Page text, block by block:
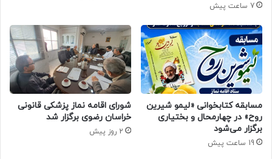
7 ساعت پیش
مسابقه کتابخوانی «لیمو شیرین
روح» در چهارمحال و بختیاری
برگزار می‌شود
19 ساعت پیش
شورای اقامه نماز پزشکی قانونی
خراسان رضوی برگزار شد
2 روز پیش